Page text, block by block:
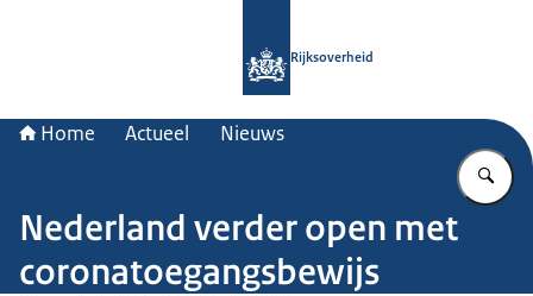
Rijksoverheid
Home Actueel Nieuws
Nederland verder open met
coronatoegangsbewijs